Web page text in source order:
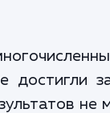
достигли
не